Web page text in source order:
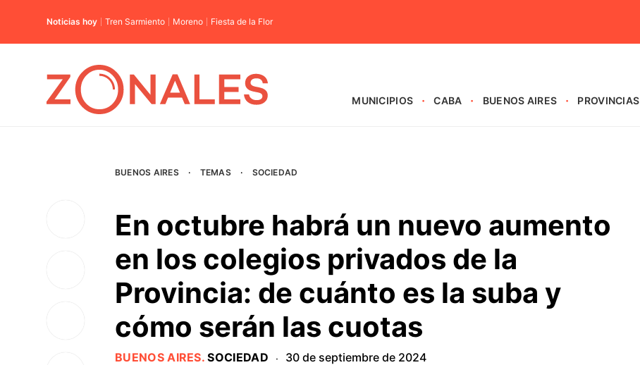
Noticias hoy Tren Sarmiento Moreno Fiesta de la Flor
MUNICIPIOS CABA BUENOS AIRES PROVINCIAS
BUENOS AIRES · TEMAS · SOCIEDAD
En octubre habrá un nuevo aumento
en los colegios privados de la
Provincia: de cuánto es la suba y
cómo serán las cuotas
BUENOS AIRES.SOCIEDAD · 30 de septiembre de 2024